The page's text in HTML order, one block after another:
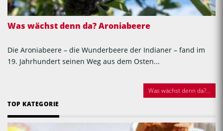
Was wächst denn da? Aroniabeere
Die Aroniabeere – die Wunderbeere der Indianer – fand im
19. Jahrhundert seinen Weg aus dem Osten...
Was wächst denn da?...
TOP KATEGORIE